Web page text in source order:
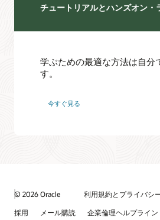
チュートリアルとハンズオン・
学ぶための最適な方法は自分
す。
今すぐ見る
© 2026 Oracle 利用規約とプライバシ
採用
メール購読 企業倫理ヘルプライン